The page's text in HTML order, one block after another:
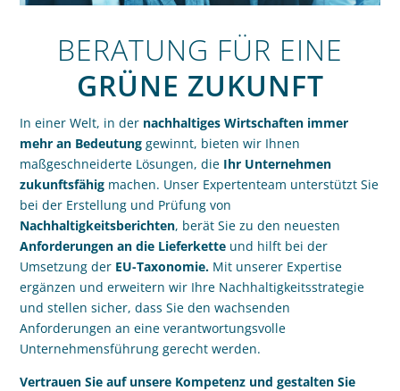
BERATUNG FÜR EINE
GRÜNE ZUKUNFT
In einer Welt, in der nachhaltiges Wirtschaften immer
mehr an Bedeutung gewinnt, bieten wir Ihnen
maßgeschneiderte Lösungen, die Ihr Unternehmen
zukunftsfähig machen. Unser Expertenteam unterstützt Sie
bei der Erstellung und Prüfung von
Nachhaltigkeitsberichten, berät Sie zu den neuesten
Anforderungen an die Lieferkette und hilft bei der
Umsetzung der EU-Taxonomie. Mit unserer Expertise
ergänzen und erweitern wir Ihre Nachhaltigkeitsstrategie
und stellen sicher, dass Sie den wachsenden
Anforderungen an eine verantwortungsvolle
Unternehmensführung gerecht werden.
Vertrauen Sie auf unsere Kompetenz und gestalten Sie